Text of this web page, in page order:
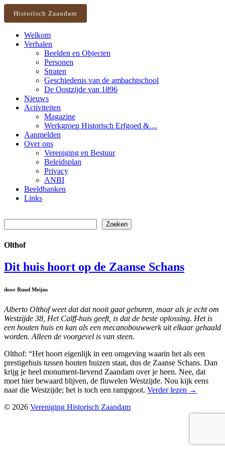
Historisch Zaandam
Welkom
Verhalen
Beelden en Objecten
Personen
Straten
Geschiedenis van de ambachtschool
De Oostzijde van 1896
Nieuws
Activiteiten
Magazine
Werkgroep Historisch Erfgoed &…
Aanmelden
Over ons
Vereniging en Bestuur
Beleidsplan
Privacy
ANBI
Beeldbanken
Links
Zoeken
Olthof
Dit huis hoort op de Zaanse Schans
door Ruud Meijns
Alberto Olthof weet dat dat nooit gaat geburen, maar als je echt om
Westzijde 38, Het Calff-huis geeft, is dat de beste oplossing. Het is
een houten huis en kan als een mecanobouwwerk uit elkaar gehaald
worden. Alleen de voorgevel is van steen.
Olthof: “Het hoort eigenlijk in een omgeving waarin het als een
prestigehuis tussen houten huizen staat, dus de Zaanse Schans. Dan
krijg je heel monument-lievend Zaandam over je heen. Nee, dat
moet hier bewaard blijven, de fluwelen Westzijde. Nou kijk eens
naar die Westzijde; het is toch een rampgoot. Verder lezen →
© 2026 Vereniging Historisch Zaandam